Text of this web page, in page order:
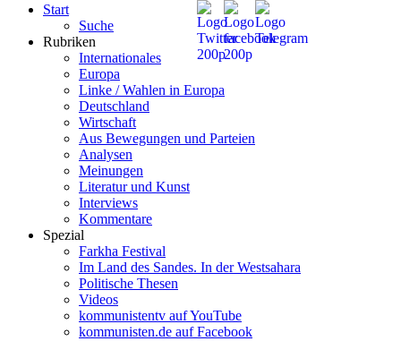
Start
Suche
Rubriken
Internationales
Europa
Linke / Wahlen in Europa
Deutschland
Wirtschaft
Aus Bewegungen und Parteien
Analysen
Meinungen
Literatur und Kunst
Interviews
Kommentare
Spezial
Farkha Festival
Im Land des Sandes. In der Westsahara
Politische Thesen
Videos
kommunistentv auf YouTube
kommunisten.de auf Facebook